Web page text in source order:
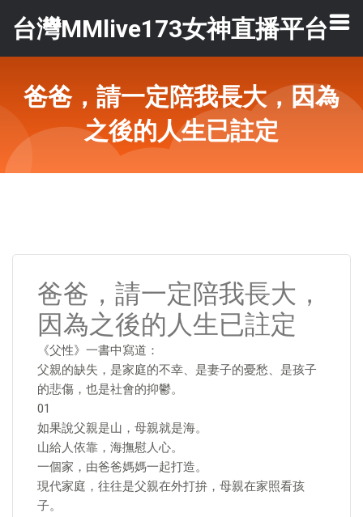
台灣MMlive173女神直播平台
爸爸，請一定陪我長大，因為
之後的人生已註定
爸爸，請一定陪我長大，
因為之後的人生已註定
《父性》一書中寫道：
父親的缺失，是家庭的不幸、是妻子的憂愁、是孩子
的悲傷，也是社會的抑鬱。
01
如果說父親是山，母親就是海。
山給人依靠，海撫慰人心。
一個家，由爸爸媽媽一起打造。
現代家庭，往往是父親在外打拚，母親在家照看孩
子。